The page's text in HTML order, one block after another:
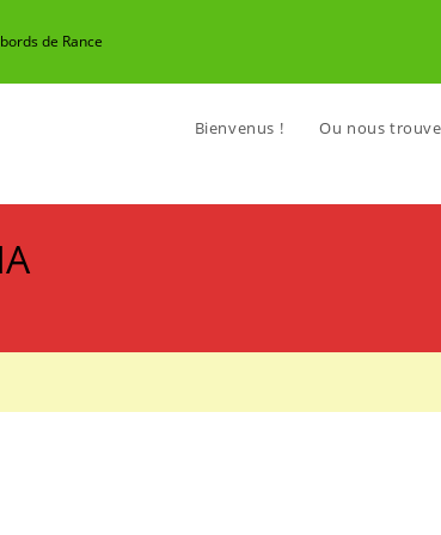
de Rance
Bienvenus ! Ou nous